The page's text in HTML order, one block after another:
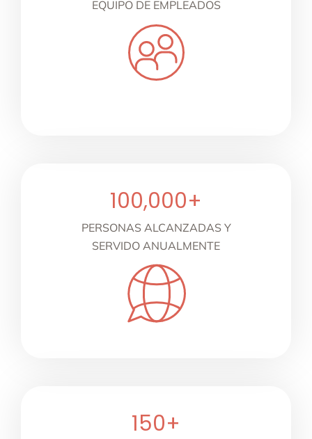
EQUIPO DE EMPLEADOS
PERSONAS ALCANZADAS Y
SERVIDO ANUALMENTE
100,000+
150+